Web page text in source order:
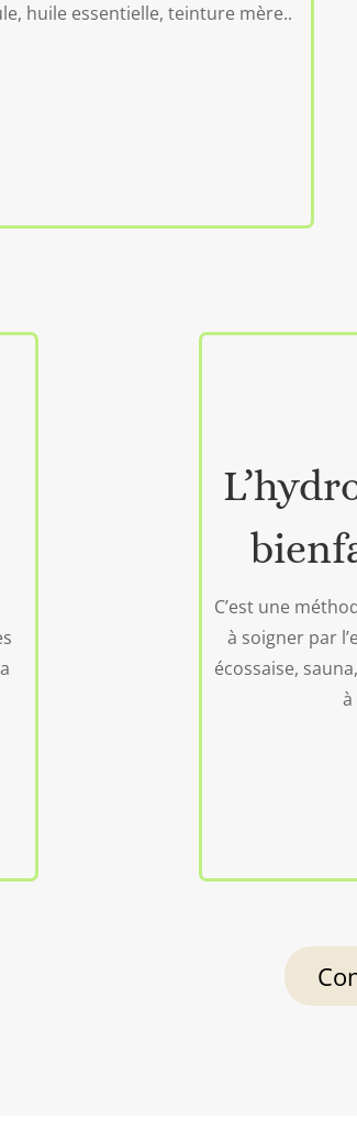
huile essentielle, teinture mère..
C’est une
à soigner par
écossaise,
à